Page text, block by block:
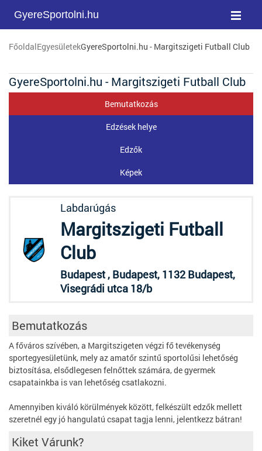
GyereSportolni.hu
FőoldalEgyesületekGyereSportolni.hu - Margitszigeti Futball Club
GyereSportolni.hu - Margitszigeti Futball Club
Bemutatkozás
Edzések helye
Edzők
Képek
Labdarúgás
Margitszigeti Futball
Club
Budapest , Budapest, 1132 Budapest,
Visegrádi utca 18/b
Bemutatkozás
A főváros szívében, a Margitszigeten végzi fő tevékenység
sportegyesületünk, mely az amatőr szintű sportolűsi lehetőség
biztosítása, elsődlegesen felnőttek számára, de gyermek
csapatainkba is van lehetőség csatlakozni.
Amennyiben kiváló körülmények között, felkészült edzők mellett
szeretnél egy jó hangulatú csapat tagja lenni, jelentkezz bátran!
Kiket Várunk?